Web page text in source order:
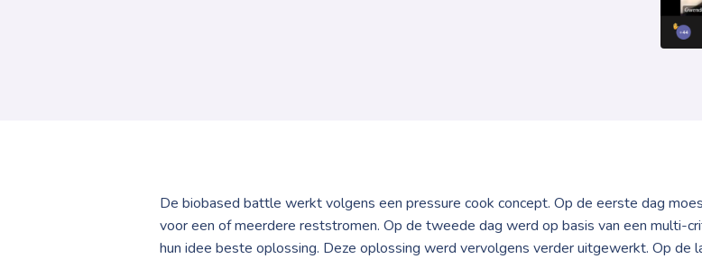
De biobased battle werkt volgens een pressure cook concept. Op de eerste dag
voor een of meerdere reststromen. Op de tweede dag werd op basis van een multi-
hun idee beste oplossing. Deze oplossing werd vervolgens verder uitgewerkt. Op de